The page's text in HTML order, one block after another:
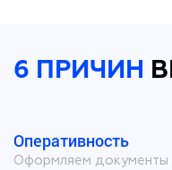
6 ПРИЧИН
Оперативность
Оформляем документы